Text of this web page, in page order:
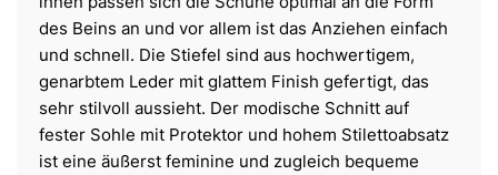
des Beins an und vor allem ist das Anziehen einfach
und schnell. Die Stiefel sind aus hochwertigem,
genarbtem Leder mit glattem Finish gefertigt, das
sehr stilvoll aussieht. Der modische Schnitt auf
fester Sohle mit Protektor und hohem Stilettoabsatz
ist eine äußerst feminine und zugleich bequeme